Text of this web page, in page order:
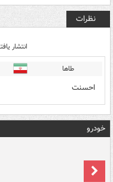
نظرات
انتشار
طاها
احسنت
خودرو